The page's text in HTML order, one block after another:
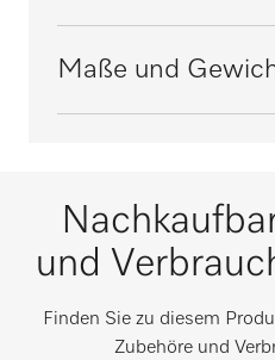
Material
Edelstahl
Maße und
Außenmaß,
1200
Außenmaß, Nettotiefe
und
Finden Sie zu diesem
Zubehöre und